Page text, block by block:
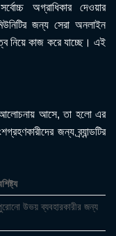
অগ্রাধিকার দেওয়ার
জন্য সেরা অনলাইন
নিয়ে কাজ করে যাচ্ছে। এই
আলোচনায় আসে, তা হলো এর
জন্য ব্র্যান্ডটির
উভয় ব্যবহারকারীর জন্য